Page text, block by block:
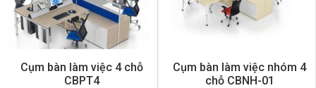
Cụm bàn làm việc 4 chỗ
CBPT4
Cụm bàn làm việc nhóm 4
chỗ CBNH-01